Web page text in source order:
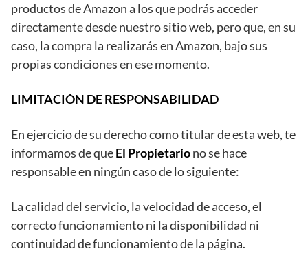
productos de Amazon a los que podrás acceder
directamente desde nuestro sitio web, pero que, en su
caso, la compra la realizarás en Amazon, bajo sus
propias condiciones en ese momento.
LIMITACIÓN DE RESPONSABILIDAD
En ejercicio de su derecho como titular de esta web, te
informamos de queEl Propietariono se hace
responsable en ningún caso de lo siguiente:
La calidad del servicio, la velocidad de acceso, el
correcto funcionamiento ni la disponibilidad ni
continuidad de funcionamiento de la página.